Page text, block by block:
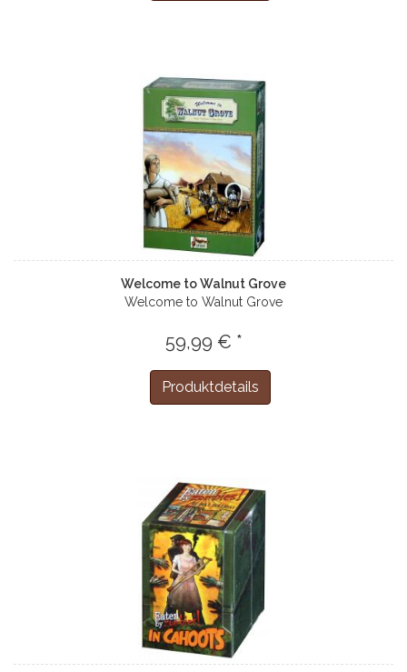
Welcome to Walnut Grove
Welcome to Walnut Grove
59,99 € *
Produktdetails